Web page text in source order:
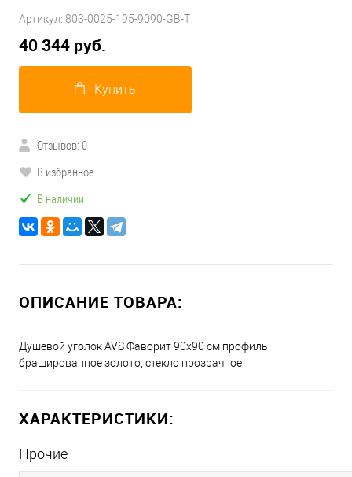
Артикул: 803-0025-195-9090-GB-T
40 344 руб.
Купить
Отзывов: 0
В избранное
В наличии
ОПИСАНИЕ ТОВАРА:
Душевой уголок AVS Фаворит 90x90 см профиль
брашированное золото, стекло прозрачное
ХАРАКТЕРИСТИКИ:
Прочие